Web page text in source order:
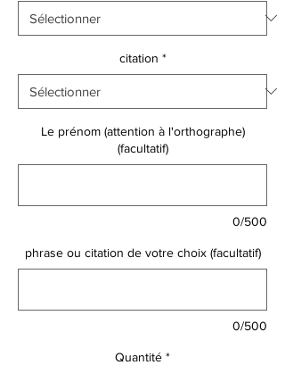
citation *
Le prénom (attention à l'orthographe)
(facultatif)
0/500
phrase ou citation de votre choix (facultatif)
0/500
Quantité *